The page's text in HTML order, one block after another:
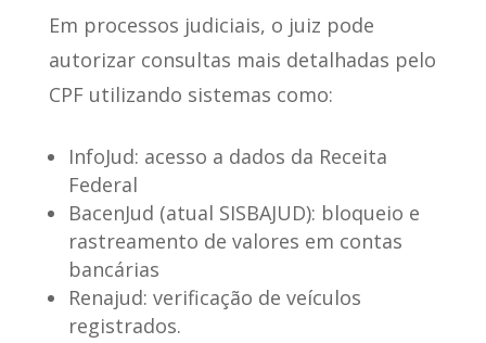
Em processos judiciais, o juiz pode
autorizar consultas mais detalhadas pelo
CPF utilizando sistemas como:
InfoJud: acesso a dados da Receita
Federal
BacenJud (atual SISBAJUD): bloqueio e
rastreamento de valores em contas
bancárias
Renajud: verificação de veículos
registrados.